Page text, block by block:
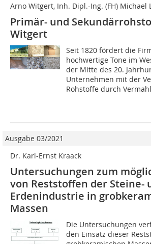
Arno Witgert, Inh. Dipl.-Ing. (FH) Michael
Primär- und
Witgert
Seit 1820 fördert die
hochwertige Tone im
der Mitte des 20.
Unternehmen mit der
Rohstoffe durch
Ausgabe 03/2021
Dr. Karl-Ernst Kraack
Untersuchungen zum
von Reststoffen der Steine-
Erdenindustrie in
Massen
Die Untersuchungen
den Einsatz dieser